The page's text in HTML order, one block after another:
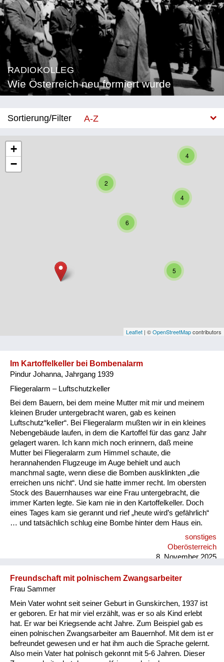
RADIOKOLLEG
Wie Österreich neu formiert wurde
Sortierung/Filter
A-Z
Burgenland
Niederösterreich
Vorarlberg
Kategorie
Besatzungsmächte
Frauen, Mütter, Kinder
Versorgung
Heimkehrer
Fluchtgeschichten
Familiengeschichten
Schule und Ausbildung
Wohnen
4
2
4
5
6
+
−
Leaflet | ©OpenStreetMapcontributors
Im Kartoffelkeller bei Bombenalarm
Pindur Johanna, Jahrgang 1939
Fliegeralarm – Luftschutzkeller
Bei dem Bauern, bei dem meine Mutter mit mir und meinem
kleinen Bruder untergebracht waren, gab es keinen
Luftschutz“keller“. Bei Fliegeralarm mußten wir in ein kleines
Nebengebäude laufen, in dem die Kartoffel für das ganz Jahr
gelagert waren. Ich kann mich noch erinnern, daß meine
Mutter bei Fliegeralarm zum Himmel schaute, die
herannahenden Flugzeuge im Auge behielt und auch
manchmal sagte, wenn diese die Bomben ausklinkten „die
erreichen uns nicht“. Und sie hatte immer recht. Im obersten
Stock des Bauernhauses war eine Frau untergebracht, die
immer Karten legte. Sie kam nie in den Kartoffelkeller. Doch
eines Tages kam sie gerannt und rief „heute wird’s gefährlich“
… und tatsächlich schlug eine Bombe hinter dem Haus ein.
sonstiges
Oberösterreich
8. November 2025
Freundschaft mit polnischem Zwangsarbeiter
Frau Sammer
Mein Vater wohnt seit seiner Geburt in Gunskirchen, 1937 ist
er geboren. Er hat mir viel erzählt, was er so als Kind erlebt
hat. Er war bei Kriegsende acht Jahre. Zum Beispiel gab es
einen polnischen Zwangsarbeiter am Bauernhof. Mit dem ist er
befreundet gewesen und er hat ihm auch die Sprache gelernt.
Also mein Vater hat polnisch gekonnt mit 5-6 Jahren. Dieser